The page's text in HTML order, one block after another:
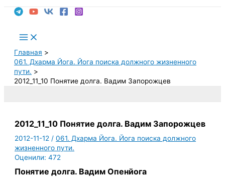
Main
Menu
Главная
061. Дхарма Йога. Йога поиска должного жизненного
пути.
2012_11_10 Понятие долга. Вадим Запорожцев
2012_11_10 Понятие долга. Вадим Запорожцев
2012-11-12/061. Дхарма Йога. Йога поиска должного
жизненного пути.
Оценили: 472
Понятие долга. Вадим Опенйога